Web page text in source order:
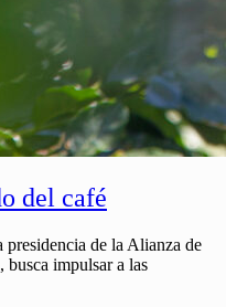
del café
de la Alianza de
impulsar a las